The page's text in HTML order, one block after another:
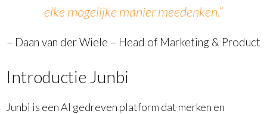
elke mogelijke manier meedenken.”
– Daan van der Wiele – Head of Marketing & Product
Introductie Junbi
Junbi is een AI gedreven platform dat merken en